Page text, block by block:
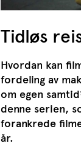
Tidløs
Hvordan kan
fordeling av
om egen
denne serien,
forankrede
år.